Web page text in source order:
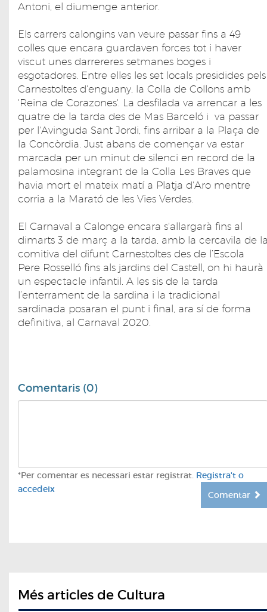
Antoni, el diumenge anterior.
Els carrers calongins van veure passar fins a 49
colles que encara guardaven forces tot i haver
viscut unes darrereres setmanes boges i
esgotadores. Entre elles les set locals presidides pels
Carnestoltes d'enguany, la Colla de Collons amb
'Reina de Corazones'. La desfilada va arrencar a les
quatre de la tarda des de Mas Barceló i va passar
per l'Avinguda Sant Jordi, fins arribar a la Plaça de
la Concòrdia. Just abans de començar va estar
marcada per un minut de silenci en record de la
palamosina integrant de la Colla Les Braves que
havia mort el mateix matí a Platja d'Aro mentre
corria a la Marató de les Vies Verdes.
El Carnaval a Calonge encara s'allargarà fins al
dimarts 3 de març a la tarda, amb la cercavila de
comitiva del difunt Carnestoltes des de l’Escola
Pere Rosselló fins als jardins del Castell, on hi haurà
un espectacle infantil. A les sis de la tarda
l’enterrament de la sardina i la tradicional
sardinada posaran el punt i final, ara sí de forma
definitiva, al Carnaval 2020.
Comentaris (0)
*Per comentar es necessari estar registrat. Registra't o
accedeix
Comentar
Més articles de Cultura